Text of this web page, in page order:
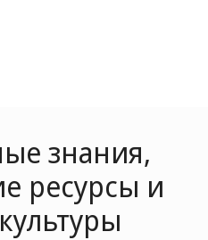
знания,
ресурсы и